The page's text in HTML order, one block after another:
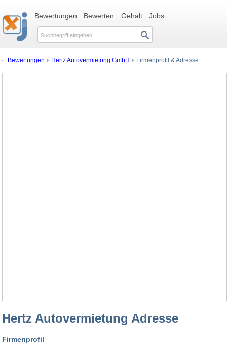
Bewertungen Bewerten Gehalt Jobs
Bewertungen Hertz Autovermietung GmbH Firmenprofil & Adresse
Hertz Autovermietung Adresse
Firmenprofil